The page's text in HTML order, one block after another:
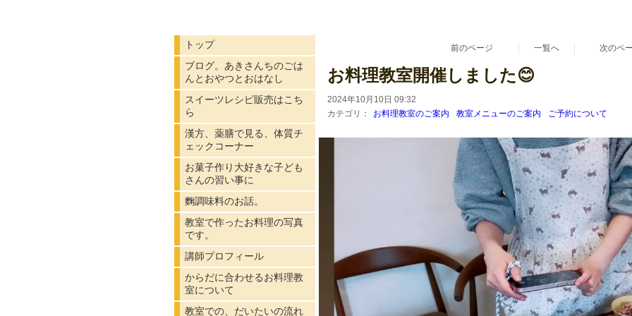
前のページ 一覧へ 次のペ
お料理教室開催しました😊
2024年10月10日 09:32
カテゴリ：
お料理教室のご案内 教室メニューのご案内 ご予約について
トップ
ブログ。あきさんちのごは
んとおやつとおはなし
スイーツレシピ販売はこち
ら
漢方、薬膳で見る、体質チ
ェックコーナー
お菓子作り大好きな子ども
さんの習い事に
麴調味料のお話。
教室で作ったお料理の写真
です。
講師プロフィール
からだに合わせるお料理教
室について
教室での、だいたいの流れ